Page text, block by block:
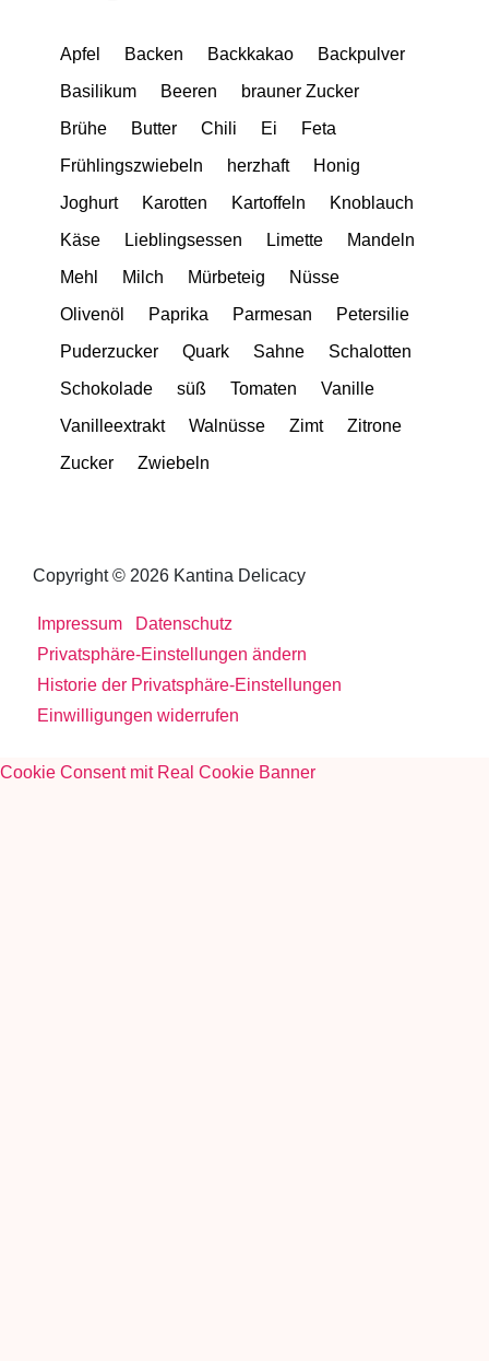
Apfel Backen Backkakao
Backpulver
Basilikum
Beeren
brauner Zucker
Brühe
Butter Chili Ei
Feta
Frühlingszwiebeln
herzhaft
Honig
Joghurt
Karotten Kartoffeln
Knoblauch
Käse
Lieblingsessen Limette
Mandeln
Mehl
Milch Mürbeteig
Nüsse
Olivenöl
Paprika Parmesan
Petersilie
Puderzucker
Quark Sahne
Schalotten
Schokolade
süß Tomaten
Vanille
Vanilleextrakt
Walnüsse Zimt
Zitrone
Zucker
Zwiebeln
Copyright © 2026 Kantina Delicacy
Impressum
Datenschutz
Privatsphäre-Einstellungen ändern
Historie der Privatsphäre-Einstellungen
Einwilligungen widerrufen
Cookie Consent mit Real Cookie Banner